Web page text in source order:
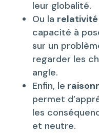
leur globalité.
Ou la relativité
capacité à
sur un
regarder les
angle.
Enfin, le
permet
les
et neutre.